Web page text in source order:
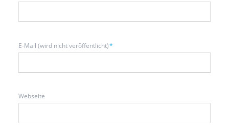
Pflichtfeld
E-Mail (wird nicht veröffentlicht)*
Webseite